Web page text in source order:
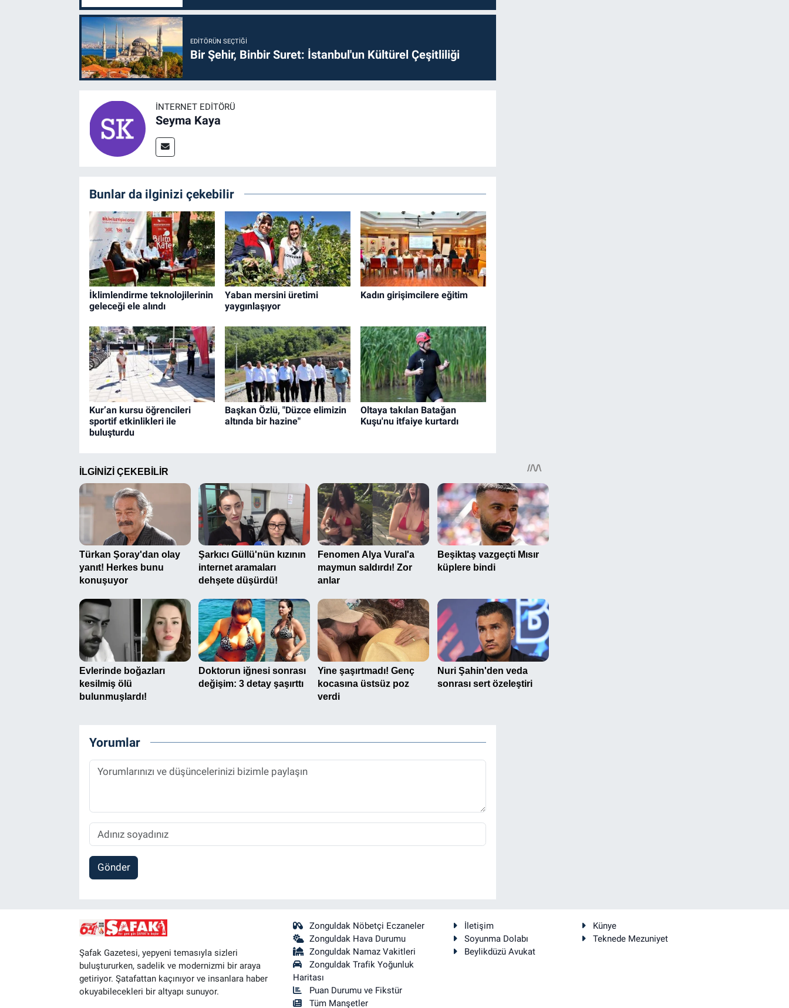
EDITÖRÜN SEÇTIĞI
Bir Şehir, Binbir Suret: İstanbul'un Kültürel Çeşitliliği
İNTERNET EDITÖRÜ
Seyma Kaya
Bunlar da ilginizi çekebilir
İklimlendirme teknolojilerinin
geleceği ele alındı
Yaban mersini üretimi
yaygınlaşıyor
Kadın girişimcilere eğitim
Kur’an kursu öğrencileri
sportif etkinlikleri ile
buluşturdu
Başkan Özlü, "Düzce elimizin
altında bir hazine"
Oltaya takılan Batağan
Kuşu'nu itfaiye kurtardı
Yorumlar
Gönder
Şafak Gazetesi, yepyeni temasıyla sizleri
buluştururken, sadelik ve modernizmi bir araya
getiriyor. Şatafattan kaçınıyor ve insanlara haber
okuyabilecekleri bir altyapı sunuyor.
Zonguldak Nöbetçi Eczaneler
Zonguldak Hava Durumu
Zonguldak Namaz Vakitleri
Zonguldak Trafik Yoğunluk
Haritası
Puan Durumu ve Fikstür
Tüm Manşetler
İletişim
Künye
Soyunma Dolabı
Teknede Mezuniyet
Beylikdüzü Avukat